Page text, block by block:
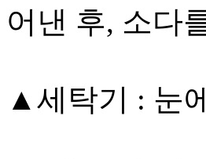
어낸 후, 소다
▲세탁기 : 눈